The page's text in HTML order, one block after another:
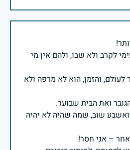
לקרב ולא שבו, ולהם אין מי
והזמן, הוא לא מרפה ולא
שוב, שמה שהיה לא יהיה